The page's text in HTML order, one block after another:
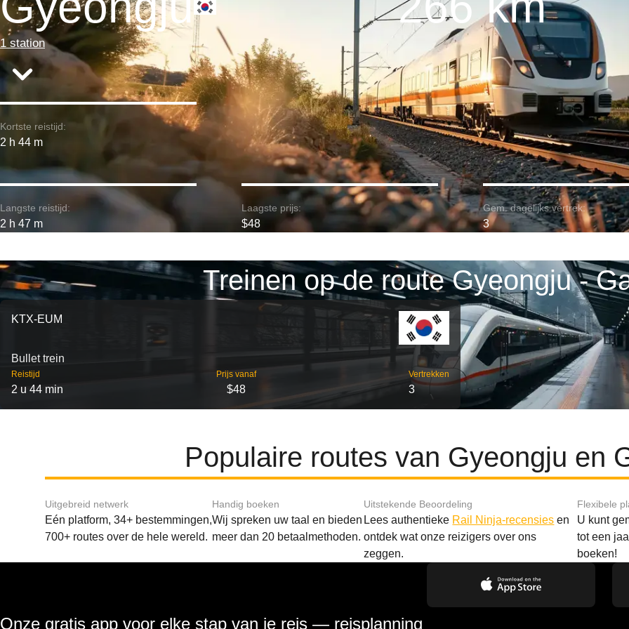
1 station
Kortste reistijd:
2 h 44 m
Langste reistijd:
2 h 47 m
Laagste prijs:
$48
Gem. dagelijks vertrek:
3
Treinen op de route Gyeongju -
KTX-EUM
Bullet trein
Reistijd
2 u 44 min
Prijs vanaf
$48
Vertrekken
3
Populaire routes van Gyeongju en
Uitgebreid netwerk
Eén platform, 34+ bestemmingen,
700+ routes over de hele wereld.
Handig boeken
Wij spreken uw taal en bieden
meer dan 20 betaalmethoden.
Uitstekende Beoordeling
Lees authentieke Rail Ninja-recensies en
ontdek wat onze reizigers over ons
zeggen.
Flexibele
U kunt
tot een
boeken!
Onze gratis app voor elke stap van je reis — reisplanning